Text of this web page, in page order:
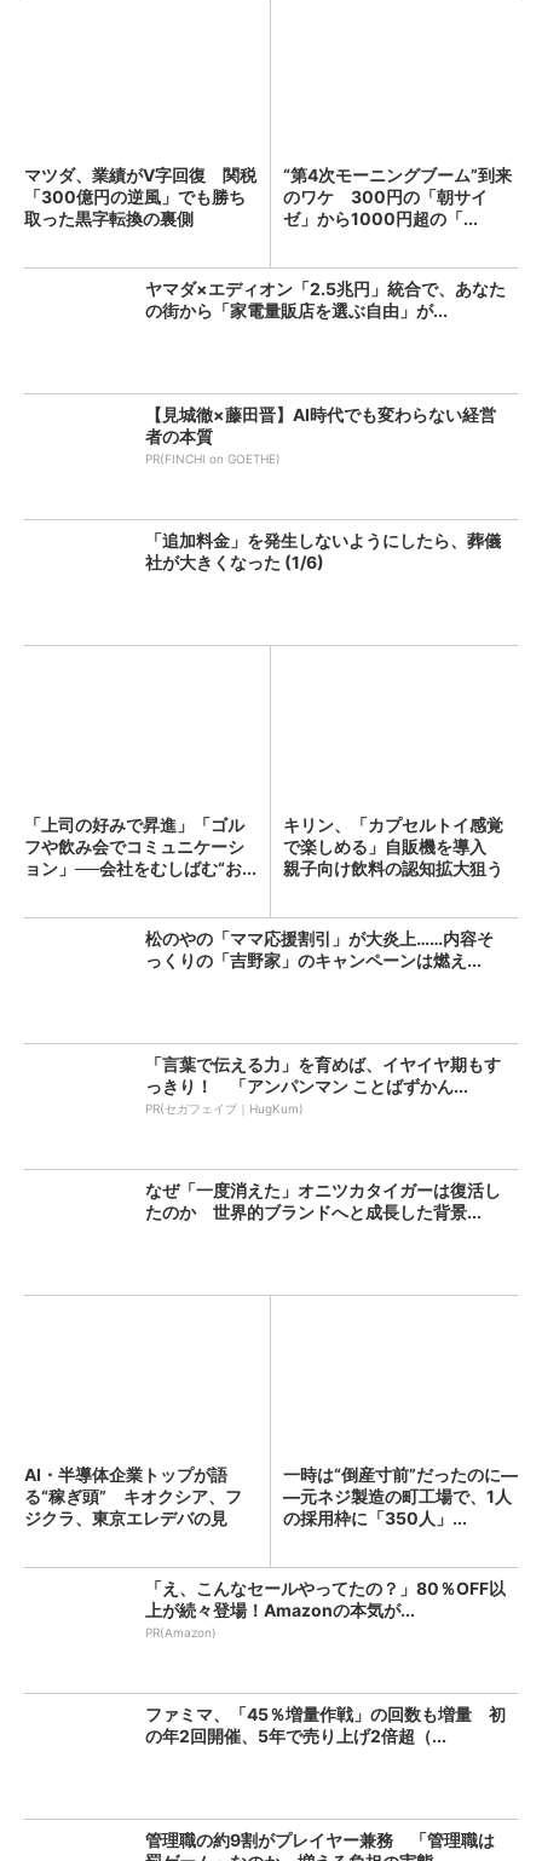
マツダ、業績がV字回復 関税
「300億円の逆風」でも勝ち
取った黒字転換の裏側
“第4次モーニングブーム”到来
のワケ 300円の「朝サイ
ゼ」から1000円超の「...
ヤマダ×エディオン「2.5兆円」統合で、あなた
の街から「家電量販店を選ぶ自由」が...
【見城徹×藤田晋】AI時代でも変わらない経営
者の本質
PR(FINCHI on GOETHE)
「追加料金」を発生しないようにしたら、葬儀
社が大きくなった (1/6)
「上司の好みで昇進」「ゴル
フや飲み会でコミュニケーシ
ョン」──会社をむしばむ“お...
キリン、「カプセルトイ感覚
で楽しめる」自販機を導入
親子向け飲料の認知拡大狙う
松のやの「ママ応援割引」が大炎上……内容そ
っくりの「吉野家」のキャンペーンは燃え...
「言葉で伝える力」を育めば、イヤイヤ期もす
っきり！ 「アンパンマン ことばずかん...
PR(セガフェイブ｜HugKum)
なぜ「一度消えた」オニツカタイガーは復活し
たのか 世界的ブランドへと成長した背景...
AI・半導体企業トップが語
る“稼ぎ頭” キオクシア、フ
ジクラ、東京エレデバの見
一時は“倒産寸前”だったのに―
―元ネジ製造の町工場で、1人
の採用枠に「350人」...
「え、こんなセールやってたの？」80％OFF以
上が続々登場！Amazonの本気が...
PR(Amazon)
ファミマ、「45％増量作戦」の回数も増量 初
の年2回開催、5年で売り上げ2倍超（...
管理職の約9割がプレイヤー兼務 「管理職は